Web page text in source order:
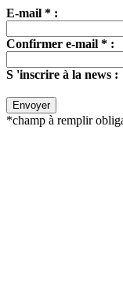
E-mail * :
Confirmer e-mail * :
S 'inscrire à la news :
*champ à remplir